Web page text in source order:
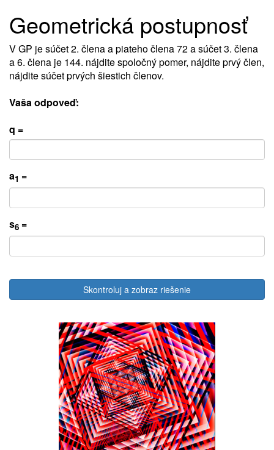
Geometrická postupnosť
V GP je súčet 2. člena a piateho člena 72 a súčet 3. člena
a 6. člena je 144. nájdite spoločný pomer, nájdite prvý člen,
nájdite súčet prvých šiestich členov.
Vaša odpoveď:
q =
a1 =
s6 =
Skontroluj a zobraz riešenie